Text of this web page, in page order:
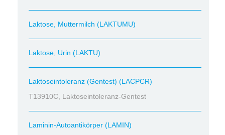
Laktose, Muttermilch (LAKTUMU)
Laktose, Urin (LAKTU)
Laktoseintoleranz (Gentest) (LACPCR)
T13910C, Laktoseintoleranz-Gentest
Laminin-Autoantikörper (LAMIN)